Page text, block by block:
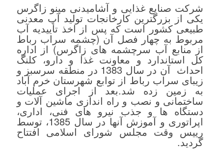
شرکت صنایع غذایی و آشامیدنی مینو زاگرس
یکی از بزرگترین کارخانجات تولید آب معدنی
طبیعی کشور است که پس از اخذ تأییدیه آب
مربوط به چهار فصل آن (چشمه سراب رباط
از منابع آب سرچشمه های زاگرس) از اداره
کل استاندارد و معاونت غذا و دارو، کلنگ
احداث آن در سال 1383 در منطقه سرسبز و
زیبای سراب رباط از توابع شهرستان خرم آباد
به زمین زده شد.بعد از اجرای عملیات
ساختمانی و نصب و راه اندازی ماشین آلات و
دستگاه ها و جذب نیرو های فنی، اداری،
اپراتوری و آموزش آنها در سال 1385، توسط
رییس وقت مجلس شورای اسلامی افتتاح
گردید.